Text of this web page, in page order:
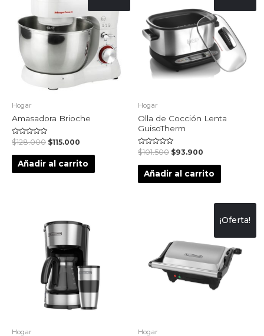
Hogar
Amasadora Brioche
Valorado
en
0
$128.000 $115.000
Añadir al carrito
Hogar
Olla de Cocción Lenta
GuisoTherm
Valorado
en
0
$101.500 $93.900
Añadir al carrito
Hogar
¡Oferta!
Hogar